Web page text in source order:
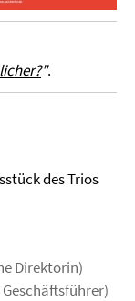
".
des Trios
Direktorin)